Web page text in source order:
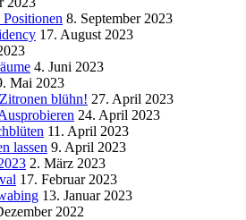
8. September 2023
17. August 2023
4. Juni 2023
Mai 2023
blühn! 27. April 2023
24. April 2023
11. April 2023
lassen 9. April 2023
2. März 2023
17. Februar 2023
13. Januar 2023
2022